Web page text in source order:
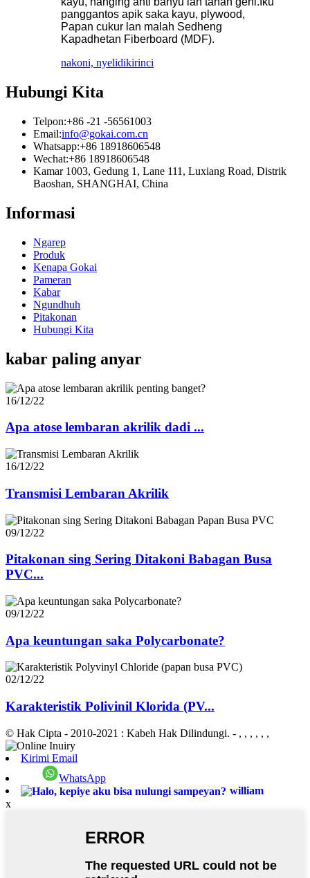
panggantos apik saka kayu, plywood,
Papan cukur lan malah Sedheng
Kapadhetan Fiberboard (MDF).
nakoni, nyelidikirinci
Hubungi Kita
Telpon:+86 -21 -56561003
Email:info@gokai.com.cn
Whatsapp:+86 18918606548
Wechat:+86 18918606548
Kamar 1003, Gedung 1, Lane 111, Luxiang Road, Distrik
Baoshan, SHANGHAI, China
Informasi
Ngarep
Produk
Kenapa Gokai
Pameran
Kabar
Ngundhuh
Pitakonan
Hubungi Kita
kabar paling anyar
16/12/22
Apa atose lembaran akrilik dadi ...
16/12/22
Transmisi Lembaran Akrilik
09/12/22
Pitakonan sing Sering Ditakoni Babagan Busa
PVC...
09/12/22
Apa keuntungan saka Polycarbonate?
02/12/22
Karakteristik Polivinil Klorida (PV...
© Hak Cipta - 2010-2021 : Kabeh Hak Dilindungi. - , , , , , ,
Kirimi Email
WhatsApp
william
x